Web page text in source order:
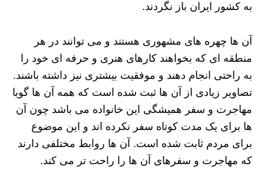
به کشور ایران باز نگردند.
آن ها چهره های مشهوری هستند و می توانند در هر
منطقه ای که بخواهند کارهای هنری و حرفه ای خود را
به راحتی انجام دهند و موفقیت بیشتری نیز داشته باشند.
تصاویر زیادی از آن ها ثبت شده است که همه آن ها گویا
مهاجرت و سفر همیشگی این خانواده می باشد چون آن
ها برای یک مدت کوتاه سفر نکرده اند و این موضوع
برای مردم ثابت شده است. آن ها روابط مختلفی دارند
که مهاجرت و سفرهای آن ها را راحت تر می کند.